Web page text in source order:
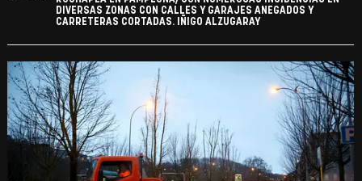
DIVERSAS ZONAS CON CALLES Y GARAJES ANEGADOS Y
CARRETERAS CORTADAS. IÑIGO ALZUGARAY